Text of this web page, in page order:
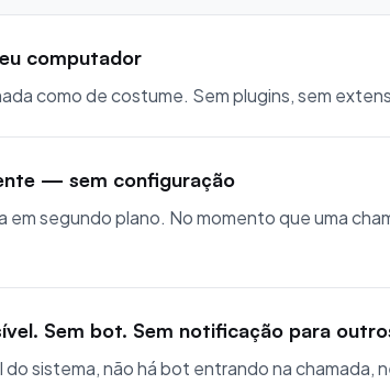
computador
como de costume. Sem plugins, sem
— sem configuração
segundo plano. No momento que uma
Sem bot. Sem notificação para
sistema, não há bot entrando na